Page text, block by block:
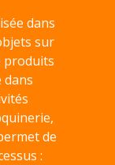
dans
sur
produits
de
: